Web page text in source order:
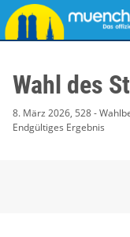
Wahl des
8. März 2026, 528 -
Endgültiges Ergebnis